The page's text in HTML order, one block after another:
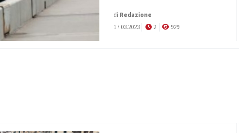
di Redazione
17.03.2023
2 929